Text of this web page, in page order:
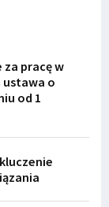
pracę w
ustawa o
od 1